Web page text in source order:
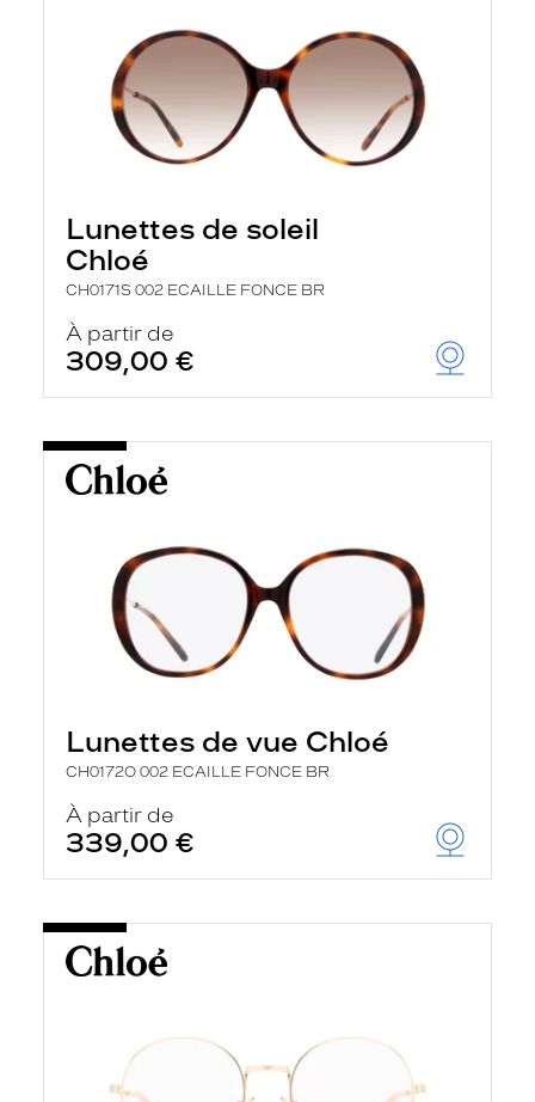
Lunettes de soleil
Chloé
CH0171S 002 ECAILLE FONCE BR
À partir de
309,00 €
Lunettes de vue Chloé
CH0172O 002 ECAILLE FONCE BR
À partir de
339,00 €